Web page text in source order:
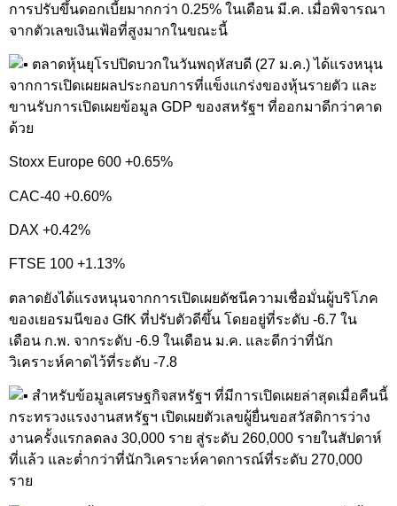
การปรับขึ้นดอกเบี้ยมากกว่า 0.25% ในเดือน มี.ค. เมื่อพิจารณา
จากตัวเลขเงินเฟ้อที่สูงมากในขณะนี้
ตลาดหุ้นยุโรปปิดบวกในวันพฤหัสบดี (27 ม.ค.) ได้แรงหนุน
จากการเปิดเผยผลประกอบการที่แข็งแกร่งของหุ้นรายตัว และ
ขานรับการเปิดเผยข้อมูล GDP ของสหรัฐฯ ที่ออกมาดีกว่าคาด
ด้วย
Stoxx Europe 600 +0.65%
CAC-40 +0.60%
DAX +0.42%
FTSE 100 +1.13%
ตลาดยังได้แรงหนุนจากการเปิดเผยดัชนีความเชื่อมั่นผู้บริโภค
ของเยอรมนีของ GfK ที่ปรับตัวดีขึ้น โดยอยู่ที่ระดับ -6.7 ใน
เดือน ก.พ. จากระดับ -6.9 ในเดือน ม.ค. และดีกว่าที่นัก
วิเคราะห์คาดไว้ที่ระดับ -7.8
สำหรับข้อมูลเศรษฐกิจสหรัฐฯ ที่มีการเปิดเผยล่าสุดเมื่อคืนนี้
กระทรวงแรงงานสหรัฐฯ เปิดเผยตัวเลขผู้ยื่นขอสวัสดิการว่าง
งานครั้งแรกลดลง 30,000 ราย สู่ระดับ 260,000 รายในสัปดาห์
ที่แล้ว และต่ำกว่าที่นักวิเคราะห์คาดการณ์ที่ระดับ 270,000
ราย